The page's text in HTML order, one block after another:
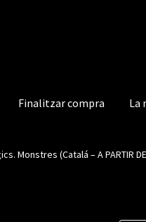
Finalitzar compra La
La meva compte
Monstres (Catalá – A PARTIR